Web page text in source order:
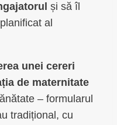
și să îl
al
unei cereri
de maternitate
– formularul
tradițional, cu